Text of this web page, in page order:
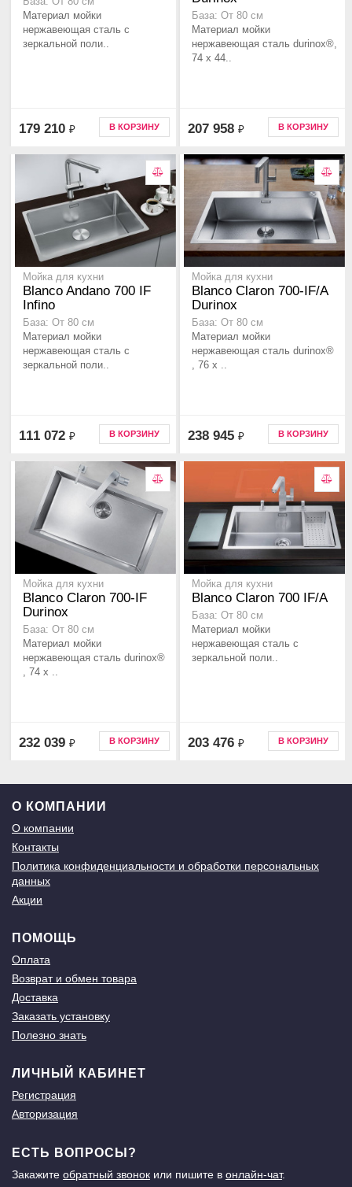
Материал мойки
нержавеющая сталь с
зеркальной поли..
179 210 ₽ В КОРЗИНУ
База: От 80 см
Материал мойки
нержавеющая сталь durinox®,
74 x 44..
207 958 ₽ В КОРЗИНУ
Мойка для кухни
Blanco Andano 700 IF
Infino
База: От 80 см
Материал мойки
нержавеющая сталь с
зеркальной поли..
111 072 ₽ В КОРЗИНУ
Мойка для кухни
Blanco Claron 700-IF/A
Durinox
База: От 80 см
Материал мойки
нержавеющая сталь durinox®
, 76 x ..
238 945 ₽ В КОРЗИНУ
Мойка для кухни
Blanco Claron 700-IF
Durinox
База: От 80 см
Материал мойки
нержавеющая сталь durinox®
, 74 x ..
232 039 ₽ В КОРЗИНУ
Мойка для кухни
Blanco Claron 700 IF/A
База: От 80 см
Материал мойки
нержавеющая сталь с
зеркальной поли..
203 476 ₽ В КОРЗИНУ
О КОМПАНИИ
О компании
Контакты
Политика конфиденциальности и обработки персональных
данных
Акции
ПОМОЩЬ
Оплата
Возврат и обмен товара
Доставка
Заказать установку
Полезно знать
ЛИЧНЫЙ КАБИНЕТ
Регистрация
Авторизация
ЕСТЬ ВОПРОСЫ?
Закажите обратный звонок или пишите в онлайн-чат.